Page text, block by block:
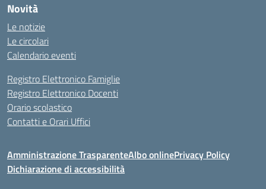
Novità
Le notizie
Le circolari
Calendario eventi
Registro Elettronico Famiglie
Registro Elettronico Docenti
Orario scolastico
Contatti e Orari Uffici
Amministrazione TrasparenteAlbo onlinePrivacy Policy
Dichiarazione di accessibilità